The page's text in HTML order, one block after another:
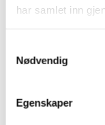
har samlet inn
Nødvendig
Egenskaper
Oversikten
UD for
Hans